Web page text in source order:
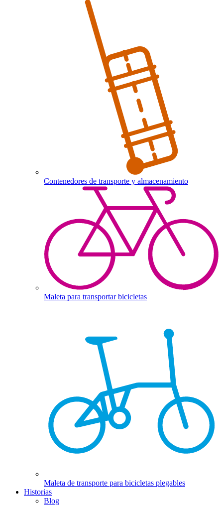
Contenedores de transporte y almacenamiento
Maleta para transportar bicicletas
Maleta de transporte para bicicletas plegables
Historias
Blog